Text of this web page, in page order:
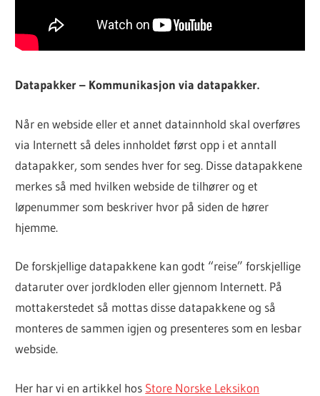
Datapakker – Kommunikasjon via datapakker.
Når en webside eller et annet datainnhold skal overføres
via Internett så deles innholdet først opp i et anntall
datapakker, som sendes hver for seg. Disse datapakkene
merkes så med hvilken webside de tilhører og et
løpenummer som beskriver hvor på siden de hører
hjemme.
De forskjellige datapakkene kan godt “reise” forskjellige
dataruter over jordkloden eller gjennom Internett. På
mottakerstedet så mottas disse datapakkene og så
monteres de sammen igjen og presenteres som en lesbar
webside.
Her har vi en artikkel hos Store Norske Leksikon